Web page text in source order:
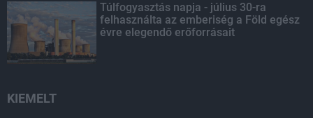
Túlfogyasztás napja - július 30-ra
felhasználta az emberiség a Föld egész
évre elegendő erőforrásait
KIEMELT